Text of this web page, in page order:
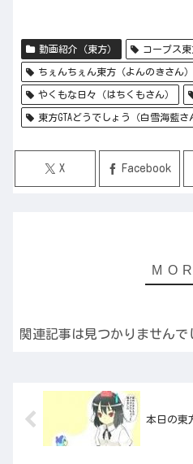
動画紹介（東方） コープス東
ちぇんちぇん東方（よんのきさん）
やくもな日々（はちくもさん）
東方GTAどうでしょう（白雪海藍さ
X Facebook
関連記事は見つかりませんで
本日の東